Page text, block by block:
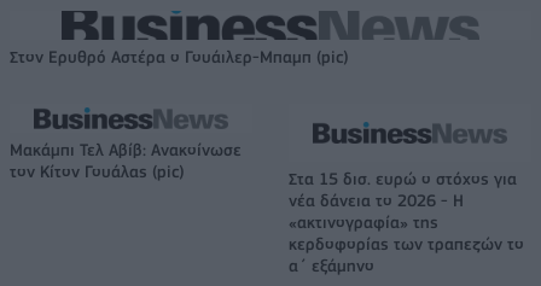
Στον Ερυθρό Αστέρα ο Γουάιλερ-Μπαμπ (pic)
Μακάμπι Τελ Αβίβ: Ανακοίνωσε
τον Κίτον Γουάλας (pic)
Στα 15 δισ. ευρώ ο στόχος για
νέα δάνεια το 2026 - Η
«ακτινογραφία» της
κερδοφορίας των τραπεζών το
α΄ εξάμηνο